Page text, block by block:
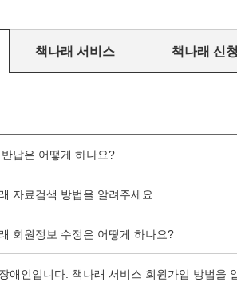
책나래 서비스 책나래 신
납은 어떻게 하나요?
자료검색 방법을 알려주세요.
회원정보 수정은 어떻게 하나요?
애인입니다. 책나래 서비스 회원가입 방법을